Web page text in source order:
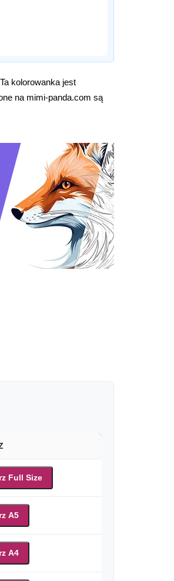
kolorowanka jest
na mimi-panda.com są
Full Size
A5
A4